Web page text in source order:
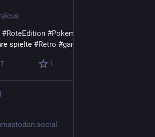
#RoteEdition #Pokemon
spielte #Retro #gameboy
7 1